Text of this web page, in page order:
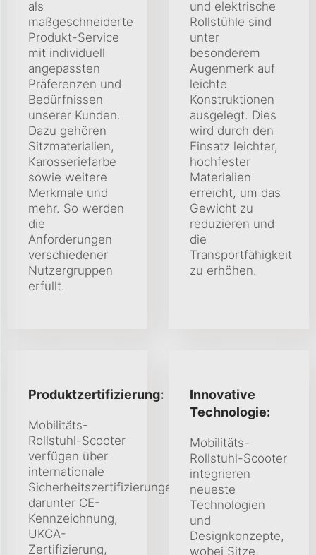
als
maßgeschneiderte
Produkt-Service
mit individuell
angepassten
Präferenzen und
Bedürfnissen
unserer Kunden.
Dazu gehören
Sitzmaterialien,
Karosseriefarbe
sowie weitere
Merkmale und
mehr. So werden
die
Anforderungen
verschiedener
Nutzergruppen
erfüllt.
und elektrische
Rollstühle sind
unter
besonderem
Augenmerk auf
leichte
Konstruktionen
ausgelegt. Dies
wird durch den
Einsatz leichter,
hochfester
Materialien
erreicht, um das
Gewicht zu
reduzieren und
die
Transportfähigkeit
zu erhöhen.
Produktzertifizierung:
Mobilitäts-
Rollstuhl-Scooter
verfügen über
internationale
Sicherheitszertifizierungen,
darunter CE-
Kennzeichnung,
UKCA-
Zertifizierung,
Innovative
Technologie:
Mobilitäts-
Rollstuhl-Scooter
integrieren
neueste
Technologien
und
Designkonzepte,
wobei Sitze,